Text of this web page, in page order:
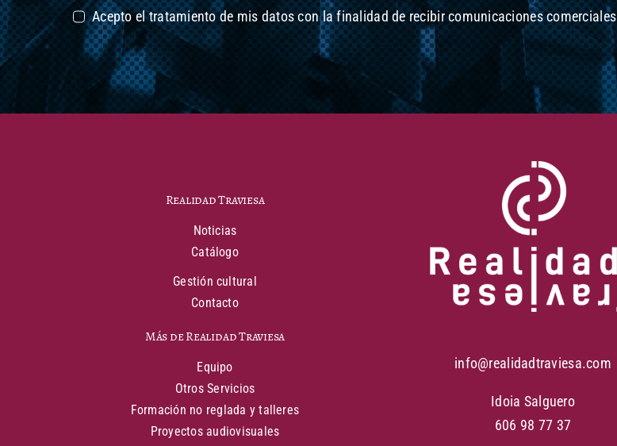
Acepto el tratamiento de mis datos con la finalidad de recibir comunicaciones comerciales
Realidad Traviesa
Noticias
Catálogo
Gestión cultural
Contacto
Más de Realidad Traviesa
Equipo
Otros Servicios
Formación no reglada y talleres
Proyectos audiovisuales
info@realidadtraviesa.com
Idoia Salguero
606 98 77 37